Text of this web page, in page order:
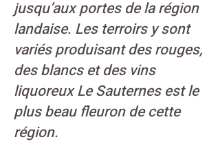
jusqu’aux portes de la région
landaise. Les terroirs y sont
variés produisant des rouges,
des blancs et des vins
liquoreux Le Sauternes est le
plus beau fleuron de cette
région.